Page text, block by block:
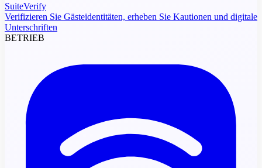
SuiteVerify
Verifizieren Sie Gästeidentitäten, erheben Sie Kautionen und digitale
Unterschriften
BETRIEB